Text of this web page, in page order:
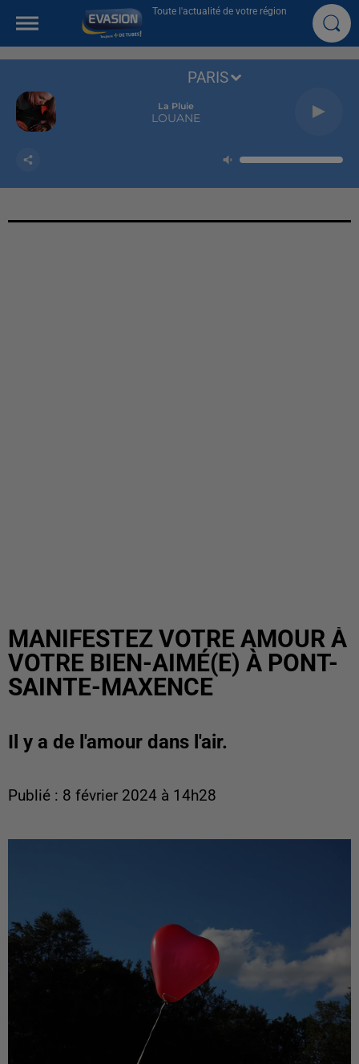
Toute l'actualité de votre région
La Pluie
LOUANE
PARIS
MANIFESTEZ VOTRE AMOUR À
VOTRE BIEN-AIMÉ(E) À PONT-
SAINTE-MAXENCE
Il y a de l'amour dans l'air.
Publié : 8 février 2024 à 14h28